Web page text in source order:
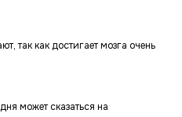
так как достигает мозга очень
может сказаться на